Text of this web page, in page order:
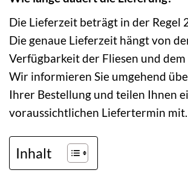
Die Lieferzeit beträgt in der Regel
Die genaue Lieferzeit hängt von
Verfügbarkeit der Fliesen und dem
Wir informieren Sie umgehend
Ihrer Bestellung und teilen Ihnen
voraussichtlichen Liefertermin mit.
Inhalt